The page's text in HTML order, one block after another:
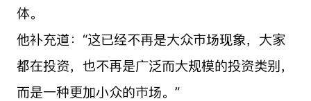
体。
他补充道：“这已经不再是大众市场现象，大家
都在投资，也不再是广泛而大规模的投资类别，
而是一种更加小众的市场。”